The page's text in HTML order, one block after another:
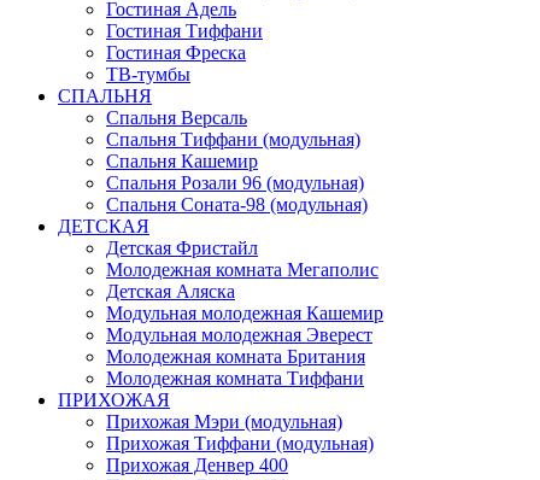
Гостиная Адель
Гостиная Тиффани
Гостиная Фреска
ТВ-тумбы
СПАЛЬНЯ
Спальня Версаль
Спальня Тиффани (модульная)
Спальня Кашемир
Спальня Розали 96 (модульная)
Спальня Соната-98 (модульная)
ДЕТСКАЯ
Детская Фристайл
Молодежная комната Мегаполис
Детская Аляска
Модульная молодежная Кашемир
Модульная молодежная Эверест
Молодежная комната Британия
Молодежная комната Тиффани
ПРИХОЖАЯ
Прихожая Мэри (модульная)
Прихожая Тиффани (модульная)
Прихожая Денвер 400